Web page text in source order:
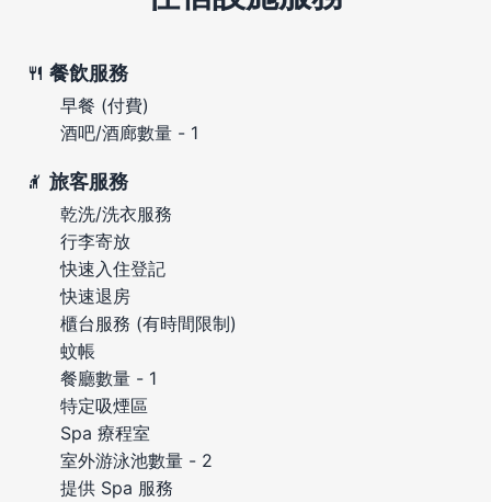
餐飲服務
早餐 (付費)
酒吧/酒廊數量 - 1
旅客服務
乾洗/洗衣服務
行李寄放
快速入住登記
快速退房
櫃台服務 (有時間限制)
蚊帳
餐廳數量 - 1
特定吸煙區
Spa 療程室
室外游泳池數量 - 2
提供 Spa 服務